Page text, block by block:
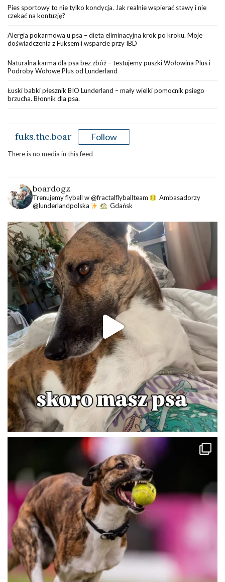
Pies sportowy to nie tylko kondycja. Jak realnie wspierać stawy i nie
czekać na kontuzję?
Alergia pokarmowa u psa – dieta eliminacyjna krok po kroku. Moje
doświadczenia z Fuksem i wsparcie przy IBD
Naturalna karma dla psa bez zbóż – testujemy puszki Wołowina Plus i
Podroby Wołowe Plus od Lunderland
Łuski babki płesznik BIO Lunderland – mały wielki pomocnik psiego
brzucha. Błonnik dla psa.
fuks.the.boar Follow
There is no media in this feed
boardogz
Trenujemy flyball w @fractalflyballteam
Ambasadorzy
@lunderlandpolska
Gdańsk